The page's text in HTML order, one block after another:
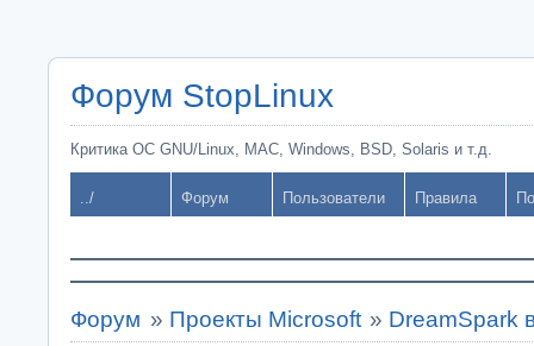
Форум StopLinux
Критика ОС GNU/Linux, MAC, Windows, BSD, Solaris и т.д.
../ Форум Пользователи Правила
Форум » Проекты Microsoft » DreamSpark